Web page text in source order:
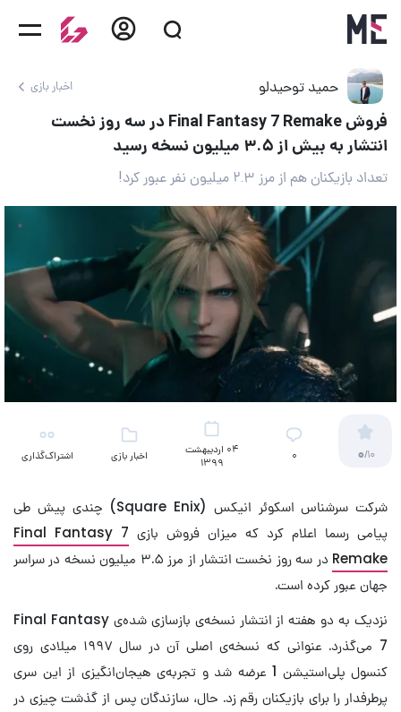
حمید توحیدلو اخبار بازی
فروش Final Fantasy 7 Remake در سه روز نخست
انتشار به بیش از ۳.۵ میلیون نسخه رسید
تعداد بازیکنان هم از مرز ۲.۳ میلیون نفر عبور کرد!
0/10 ۰
04 اردیبهشت
1399
اخبار بازی اشتراک‌گذاری
شرکت سرشناس اسکوئر انیکس (Square Enix) چندی پیش طی
پیامی رسما اعلام کرد که میزان فروش بازی Final Fantasy 7
Remake
در سه روز نخست انتشار از مرز ۳.۵ میلیون نسخه در سراسر
جهان عبور کرده است.
نزدیک به دو هفته از انتشار نسخه‌ی بازسازی شده‌ی Final Fantasy
7 می‌گذرد. عنوانی که نسخه‌ی اصلی آن در سال ۱۹۹۷ میلادی روی
کنسول پلی‌استیشن 1 عرضه شد و تجربه‌ی هیجان‌انگیزی از این سری
پرطرفدار را برای بازیکنان رقم زد. حال، سازندگان پس از گذشت چیزی در